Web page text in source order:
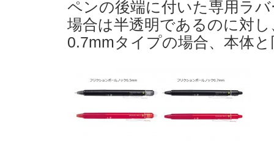
ペンの後端に付いた専用ラ
場合は半透明であるのに対し
0.7mmタイプの場合、本体